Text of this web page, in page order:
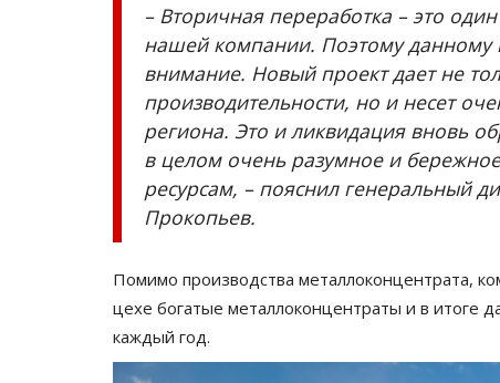
– Вторичная переработка – это
нашей компании. Поэтому
внимание. Новый проект дает не
производительности, но и несет
региона. Это и ликвидация вновь
в целом очень разумное и
ресурсам, – пояснил генеральный
Прокопьев.
Помимо производства металлоконцентрата,
цехе богатые металлоконцентраты и в итоге
каждый год.
«Да» на высоте: павлодарец
необычно позвал любимую
Июль 8, 2026 0 449
Иногда для счастья нужны всего лишь
немного смелости и… автовышка.